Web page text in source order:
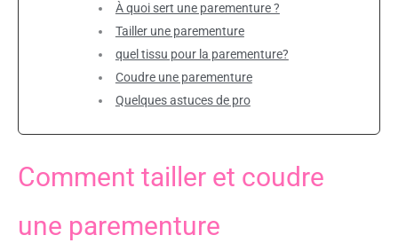
À quoi sert une parementure ?
Tailler une parementure
quel tissu pour la parementure?
Coudre une parementure
Quelques astuces de pro
Comment tailler et coudre
une parementure